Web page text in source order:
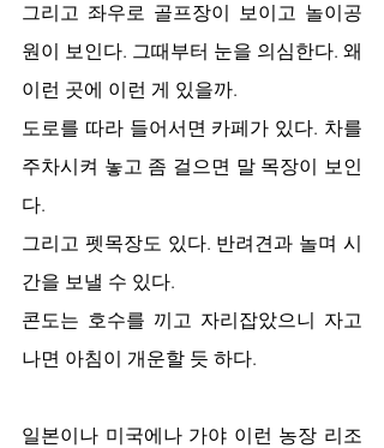
그리고 좌우로 골프장이 보이고 놀이공
원이 보인다. 그때부터 눈을 의심한다. 왜
이런 곳에 이런 게 있을까.
도로를 따라 들어서면 카페가 있다. 차를
주차시켜 놓고 좀 걸으면 말 목장이 보인
다.
그리고 펫목장도 있다. 반려견과 놀며 시
간을 보낼 수 있다.
콘도는 호수를 끼고 자리잡았으니 자고
나면 아침이 개운할 듯 하다.
일본이나 미국에나 가야 이런 농장 리조